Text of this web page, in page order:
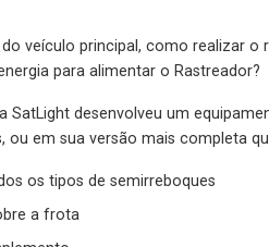
veículo principal, como realizar o
para alimentar o Rastreador?
SatLight desenvolveu um
ou em sua versão mais completa
os tipos de semirreboques
a frota